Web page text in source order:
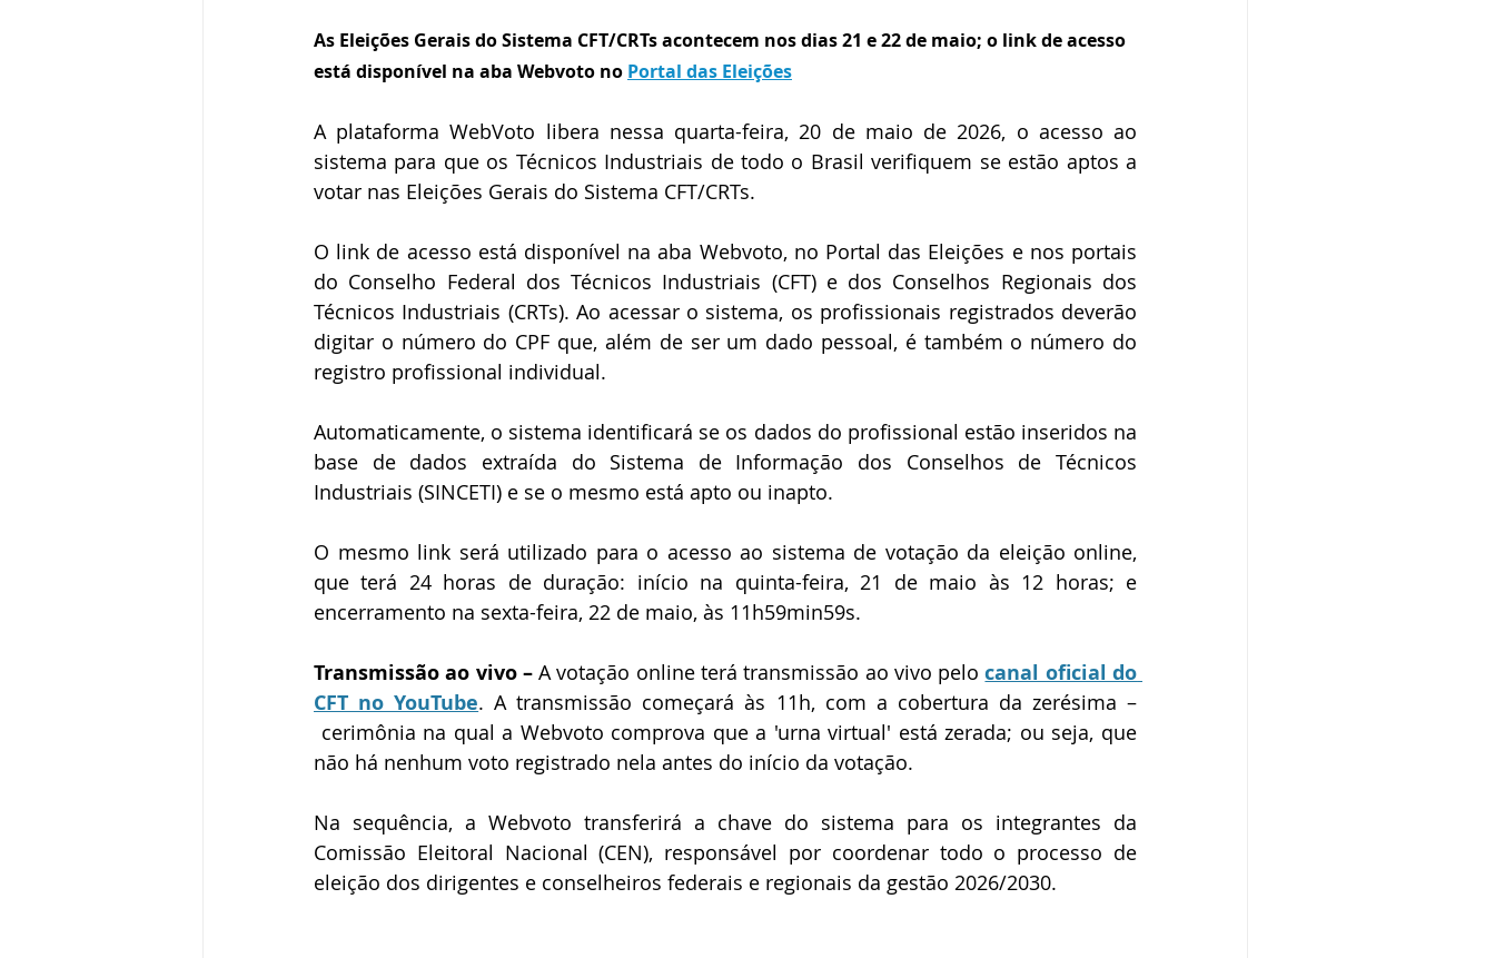
As Eleições Gerais do Sistema CFT/CRTs acontecem nos dias 21 e 22 de maio; o link de acesso
está disponível na aba Webvoto no Portal das Eleições
A plataforma WebVoto libera nessa quarta-feira, 20 de maio de 2026, o acesso ao
sistema para que os Técnicos Industriais de todo o Brasil verifiquem se estão aptos a
votar nas Eleições Gerais do Sistema CFT/CRTs.
O link de acesso está disponível na aba Webvoto, no Portal das Eleições e nos portais
do Conselho Federal dos Técnicos Industriais (CFT) e dos Conselhos Regionais dos
Técnicos Industriais (CRTs). Ao acessar o sistema, os profissionais registrados deverão
digitar o número do CPF que, além de ser um dado pessoal, é também o número do
registro profissional individual.
Automaticamente, o sistema identificará se os dados do profissional estão inseridos na
base de dados extraída do Sistema de Informação dos Conselhos de Técnicos
Industriais (SINCETI) e se o mesmo está apto ou inapto.
O mesmo link será utilizado para o acesso ao sistema de votação da eleição online,
que terá 24 horas de duração: início na quinta-feira, 21 de maio às 12 horas; e
encerramento na sexta-feira, 22 de maio, às 11h59min59s.
Transmissão ao vivo – A votação online terá transmissão ao vivo pelo canal oficial do
CFT no YouTube. A transmissão começará às 11h, com a cobertura da zerésima –
cerimônia na qual a Webvoto comprova que a 'urna virtual' está zerada; ou seja, que
não há nenhum voto registrado nela antes do início da votação.
Na sequência, a Webvoto transferirá a chave do sistema para os integrantes da
Comissão Eleitoral Nacional (CEN), responsável por coordenar todo o processo de
eleição dos dirigentes e conselheiros federais e regionais da gestão 2026/2030.